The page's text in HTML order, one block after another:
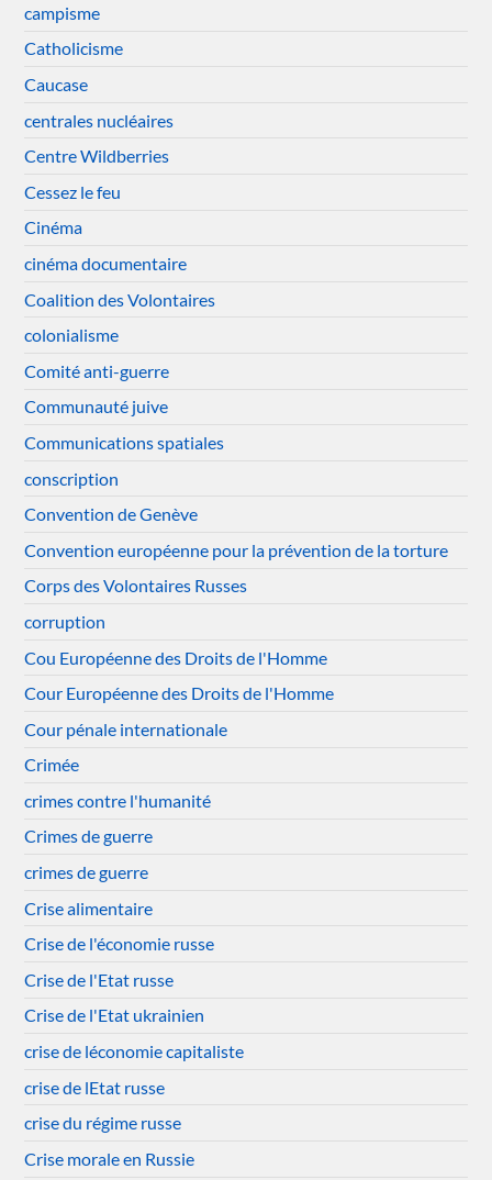
campisme
Catholicisme
Caucase
centrales nucléaires
Centre Wildberries
Cessez le feu
Cinéma
cinéma documentaire
Coalition des Volontaires
colonialisme
Comité anti-guerre
Communauté juive
Communications spatiales
conscription
Convention de Genève
Convention européenne pour la prévention de la torture
Corps des Volontaires Russes
corruption
Cou Européenne des Droits de l'Homme
Cour Européenne des Droits de l'Homme
Cour pénale internationale
Crimée
crimes contre l'humanité
Crimes de guerre
crimes de guerre
Crise alimentaire
Crise de l'économie russe
Crise de l'Etat russe
Crise de l'Etat ukrainien
crise de léconomie capitaliste
crise de lEtat russe
crise du régime russe
Crise morale en Russie